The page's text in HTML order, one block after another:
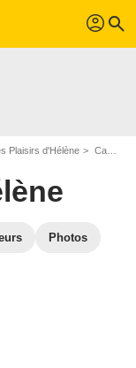
profil search
Plaisirs d'Hélène Casting Les Plaisirs d'Hélène
Photos